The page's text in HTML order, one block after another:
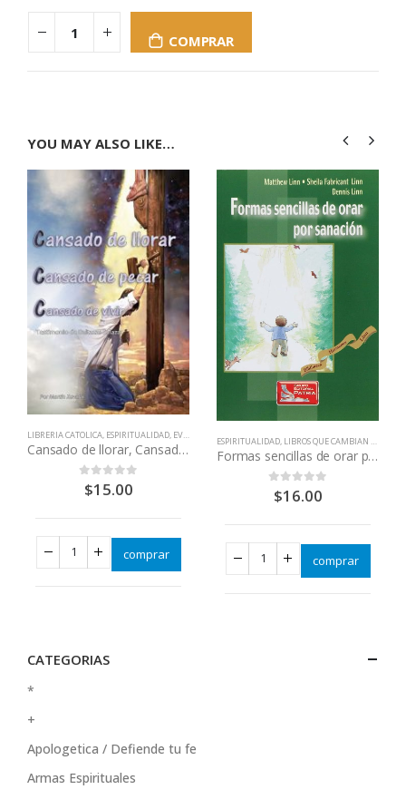
COMPRAR
YOU MAY ALSO LIKE…
LIBRERIA CATOLICA, ESPIRITUALIDAD, EVANGELIZACIÓN - RENOVACIÓN
Cansado de llorar, Cansado de pecar, Cansado de vivir
out of 5
$15.00
comprar
ESPIRITUALIDAD, LIBROS QUE CAMBIAN VIDAS
Formas sencillas de orar por sanación
out of 5
$16.00
comprar
CATEGORIAS
*
+
Apologetica / Defiende tu fe
Armas Espirituales